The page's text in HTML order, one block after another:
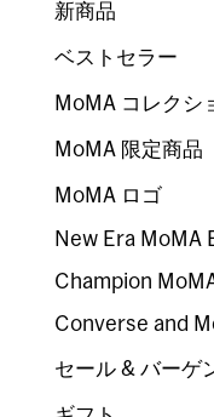
新商品
ベストセラー
MoMA コレクシ
MoMA 限定商品
MoMA ロゴ
New Era MoMA
Champion
Converse and
セール & バーゲ